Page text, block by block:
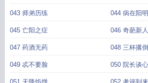
043 师弟历练 044 病在阳明
045 亡阳之症 046 奇葩新人
047 药酒无药 048 三杯撂倒
049 忒不要脸 050 院长谈心